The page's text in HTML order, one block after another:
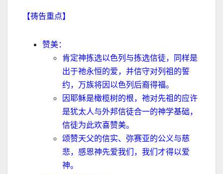
【祷告重点】
赞美：
肯定神拣选以色列与拣选信徒，同样是
出于祂永恒的爱，并信守对列祖的誓
约，万族将因以色列后裔得福。
因耶稣是橄榄树的根，祂对先祖的应许
是犹太人与外邦信徒合一的神学基础，
信徒为此欢喜赞美。
颂赞天父的信实、弥赛亚的公义与慈
悲，感恩神先爱我们，我们才得以爱
神。